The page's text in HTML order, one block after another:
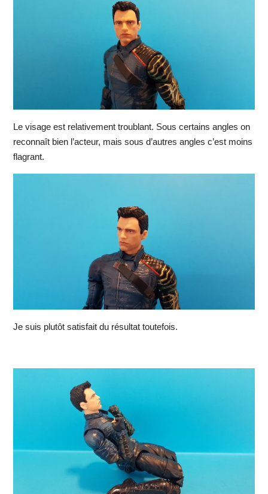
Le visage est relativement troublant. Sous certains angles on
reconnaît bien l’acteur, mais sous d’autres angles c’est moins
flagrant.
Je suis plutôt satisfait du résultat toutefois.